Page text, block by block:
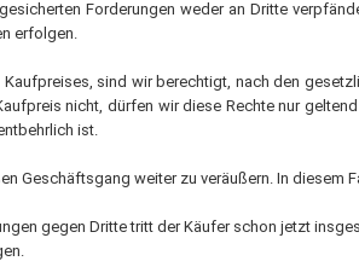
Forderungen weder an Dritte
erfolgen.
sind wir berechtigt, nach den
nicht, dürfen wir diese Rechte nur
ist.
Geschäftsgang weiter zu veräußern. In diesem
gegen Dritte tritt der Käufer schon jetzt